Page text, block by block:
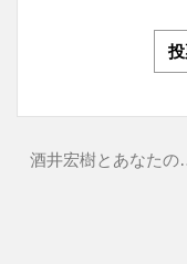
酒井宏樹とあなた